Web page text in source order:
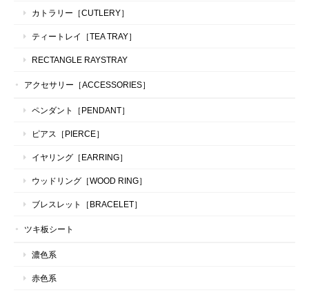
カトラリー［CUTLERY］
ティートレイ［TEA TRAY］
RECTANGLE RAYSTRAY
アクセサリー［ACCESSORIES］
ペンダント［PENDANT］
ピアス［PIERCE］
イヤリング［EARRING］
ウッドリング［WOOD RING］
ブレスレット［BRACELET］
ツキ板シート
濃色系
赤色系